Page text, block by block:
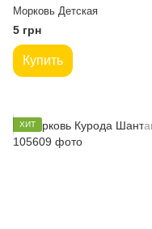
Морковь Детская
5 грн
Купить
ХИТ